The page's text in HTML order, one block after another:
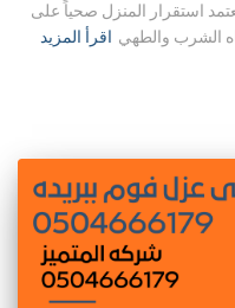
استقرار المنزل صحياً على
الشرب والطهي اقرأ المزيد